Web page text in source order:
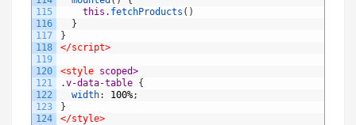
115
116
117
118
119
120
121
122
123
124
this . fetchProducts ( )
}
}
</script>
<style scoped>
.v-data-table {
width: 100%;
}
</style>